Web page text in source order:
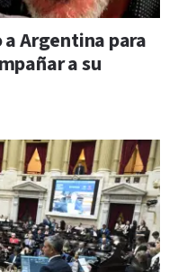
Argentina para
a su